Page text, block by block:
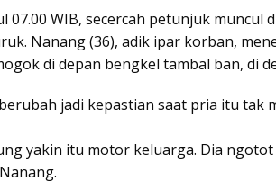
07.00 WIB, secercah petunjuk muncul
Nanang (36), adik ipar korban,
di depan bengkel tambal ban, di
jadi kepastian saat pria itu tak
yakin itu motor keluarga. Dia